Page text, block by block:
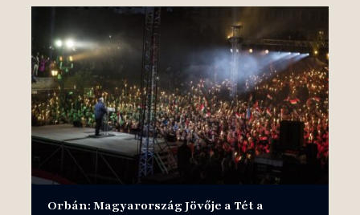
Orbán: Magyarország Jövője a Tét a